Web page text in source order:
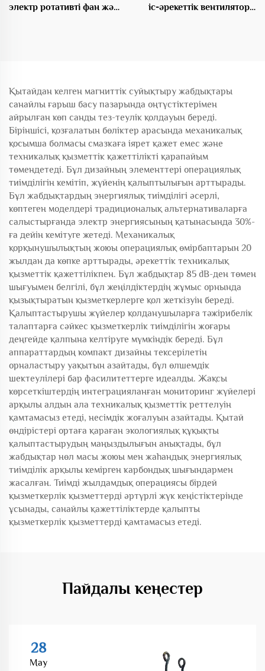
электр ротативті фан және
іс-әрекеттік вентилятор
Қытайдан келген магниттік суйықтыру жабдықтары
санайлы ғарыш басу пазарында оңтүстіктерімен
айрылған көп санды тез-теулік қолдауын береді.
Біріншісі, қозғалатын бөліктер арасында механикалық
қосымша болмасы смазкаға іярет қажет емес және
техникалық қызметтік қажеттілікті қарапайым
төмендетеді. Бұл дизайның элементтері операциялық
тиімділігін кемітіп, жүйенің қалыптылығын арттырады.
Бұл жабдықтардың энергиялық тиімділігі әсерлі,
көптеген моделдері традиционалық альтернативаларға
салыстырғанда электр энергиясының қатынасында 30%-
ға дейін кемітуге жетеді. Механикалық
қорқынушылықтың жоюы операциялық өмірбаптарын 20
жылдан да көпке арттырады, әрекеттік техникалық
қызметтік қажеттілікпен. Бұл жабдықтар 85 dB-ден төмен
шығуымен белгілі, бұл жеңілдіктердің жұмыс орнында
қызықтыратын қызметкерлерге қол жеткізуін береді.
Қалыптастырушы жүйелер қолданушыларға тәжірибелік
талаптарға сәйкес қызметкерлік тиімділігін жоғары
деңгейде қалпына келтіруге мүмкіндік береді. Бұл
аппараттардың компакт дизайны тексерілетін
орналастыру уақытын азайтады, бұл өлшемдік
шектеулілері бар фасилитеттерге идеалды. Жақсы
көрсеткіштердің интеграцияланған мониторинг жүйелері
арқылы алдын ала техникалық қызметтік реттелуін
қамтамасыз етеді, несімдік жоғалуын азайтады. Қытай
өндірістері ортаға қараған экологиялық құқықты
қалыптастырудың маңыздылығын анықтады, бұл
жабдықтар нөл масы жоюы мен жаһандық энергиялық
тиімділік арқылы кемірген карбондық шығындармен
жасалған. Тиімді жылдамдық операциясы бірдей
қызметкерлік қызметтерді әртүрлі жүк кеңістіктерінде
ұсынады, санайлы қажеттіліктерде қалыпты
қызметкерлік қызметтерді қамтамасыз етеді.
Пайдалы кеңестер
28
May